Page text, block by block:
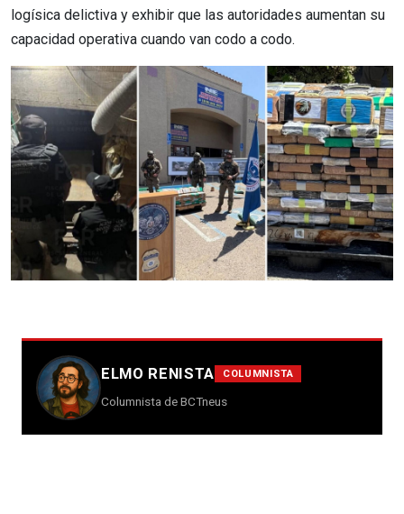
logísica delictiva y exhibir que las autoridades aumentan su
capacidad operativa cuando van codo a codo.
ELMO RENISTA COLUMNISTA
Columnista de BCTneus